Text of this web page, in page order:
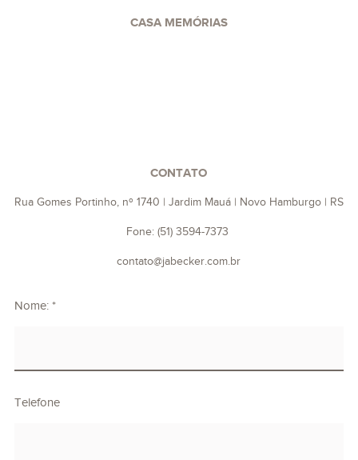
CASA MEMÓRIAS
CONTATO
Rua Gomes Portinho, nº 1740 | Jardim Mauá | Novo Hamburgo | RS
Fone: (51) 3594-7373
contato@jabecker.com.br
Nome: *
Telefone